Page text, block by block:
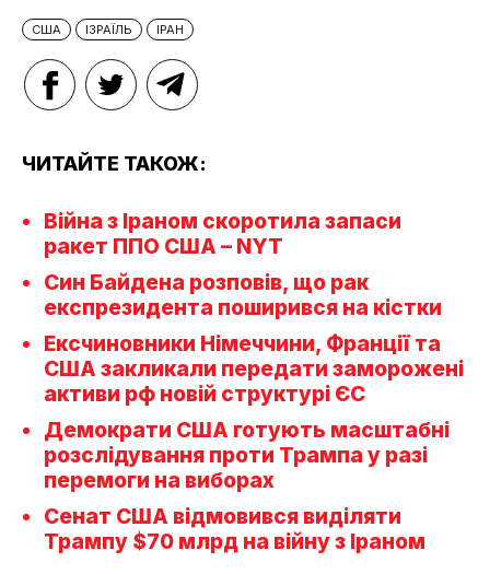
США ІЗРАЇЛЬ ІРАН
ЧИТАЙТЕ ТАКОЖ:
Війна з Іраном скоротила запаси
ракет ППО США – NYT
Син Байдена розповів, що рак
експрезидента поширився на кістки
Ексчиновники Німеччини, Франції та
США закликали передати заморожені
активи рф новій структурі ЄС
Демократи США готують масштабні
розслідування проти Трампа у разі
перемоги на виборах
Сенат США відмовився виділяти
Трампу $70 млрд на війну з Іраном